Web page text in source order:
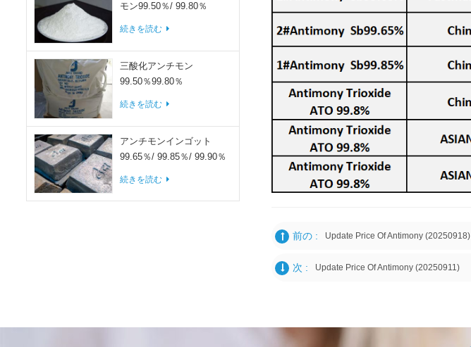
モン99.50％/ 99.80％
続きを読む
三酸化アンチモン
99.50％99.80％
続きを読む
アンチモンインゴット
99.65％/ 99.85％/ 99.90％
続きを読む
前の : Update Price Of Antimony (20250918)
次 : Update Price Of Antimony (20250911)